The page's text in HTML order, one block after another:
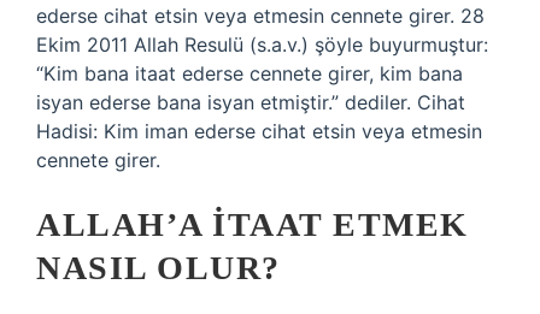
ederse cihat etsin veya etmesin cennete girer. 28
Ekim 2011 Allah Resulü (s.a.v.) şöyle buyurmuştur:
“Kim bana itaat ederse cennete girer, kim bana
isyan ederse bana isyan etmiştir.” dediler. Cihat
Hadisi: Kim iman ederse cihat etsin veya etmesin
cennete girer.
ALLAH’A ITAAT ETMEK
NASIL OLUR?